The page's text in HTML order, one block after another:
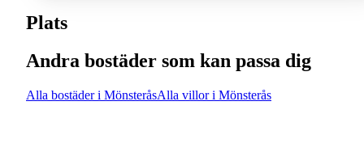
Plats
Andra bostäder som kan passa dig
Alla bostäder i MönsteråsAlla villor i Mönsterås